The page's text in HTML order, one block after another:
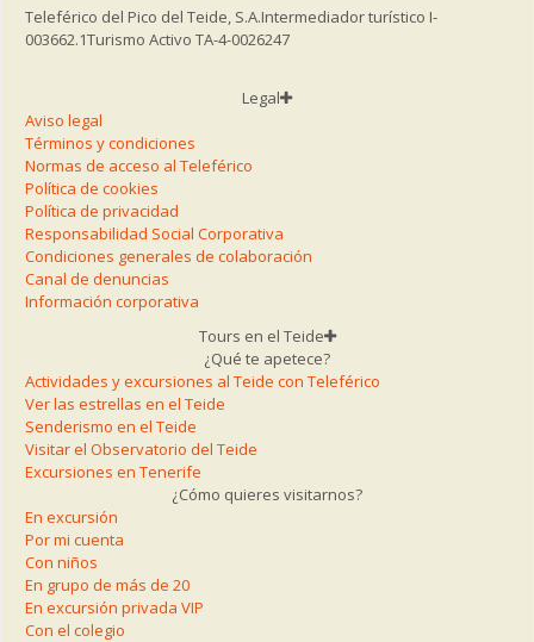
Teleférico del Pico del Teide, S.A.Intermediador turístico I-
003662.1Turismo Activo TA-4-0026247
Legal
Aviso legal
Términos y condiciones
Normas de acceso al Teleférico
Política de cookies
Política de privacidad
Responsabilidad Social Corporativa
Condiciones generales de colaboración
Canal de denuncias
Información corporativa
Tours en el Teide
¿Qué te apetece?
Actividades y excursiones al Teide con Teleférico
Ver las estrellas en el Teide
Senderismo en el Teide
Visitar el Observatorio del Teide
Excursiones en Tenerife
¿Cómo quieres visitarnos?
En excursión
Por mi cuenta
Con niños
En grupo de más de 20
En excursión privada VIP
Con el colegio